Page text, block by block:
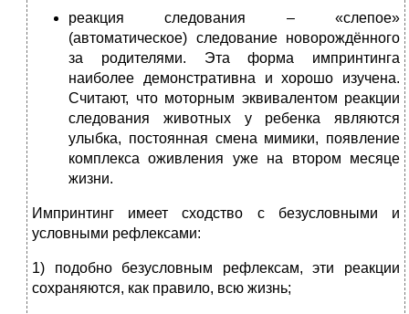
реакция следования – «слепое»
(автоматическое) следование новорождённого
за родителями. Эта форма импринтинга
наиболее демонстративна и хорошо изучена.
Считают, что моторным эквивалентом реакции
следования животных у ребенка являются
улыбка, постоянная смена мимики, появление
комплекса оживления уже на втором месяце
жизни.
Импринтинг имеет сходство с безусловными и
условными рефлексами:
1) подобно безусловным рефлексам, эти реакции
сохраняются, как правило, всю жизнь;